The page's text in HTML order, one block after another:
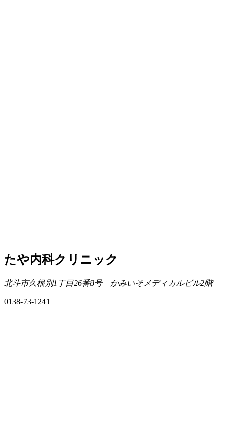
たや内科クリニック
北斗市久根別1丁目26番8号 かみいそメディカルビル2階
0138-73-1241